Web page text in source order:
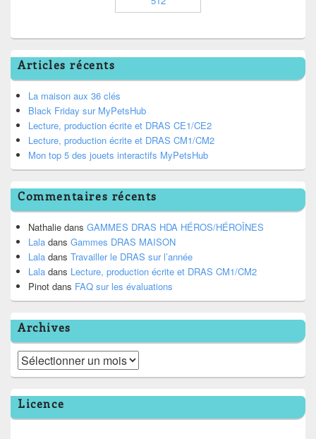
Articles récents
La maison aux 36 clés
Black Friday sur MyPetsHub
Lecture, production écrite et DRAS CE1/CE2
Lecture, production écrite et DRAS CM1/CM2
Mon top 5 des jouets interactifs MyPetsHub
Commentaires récents
Nathalie dans GAMMES DRAS HDA HÉROS/HÉROÏNES
Lala dans Gammes DRAS MAISON
Lala dans Travailler le DRAS sur l’année
Lala dans Lecture, production écrite et DRAS CM1/CM2
Pinot dans FAQ sur les évaluations
Archives
Archives
Licence